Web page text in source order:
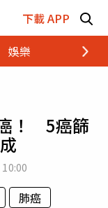
下載 APP
娛樂 財經
！ 5癌篩
肺癌